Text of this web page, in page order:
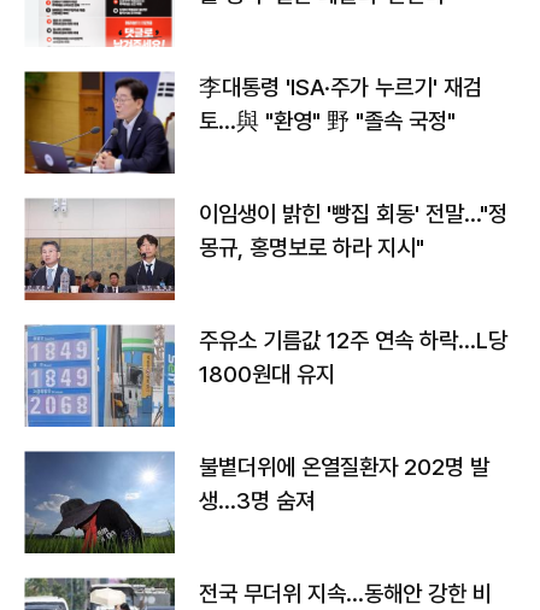
李대통령 'ISA·주가 누르기' 재검
토…與 "환영" 野 "졸속 국정"
이임생이 밝힌 '빵집 회동' 전말…"정
몽규, 홍명보로 하라 지시"
주유소 기름값 12주 연속 하락…L당
1800원대 유지
불볕더위에 온열질환자 202명 발
생…3명 숨져
전국 무더위 지속…동해안 강한 비